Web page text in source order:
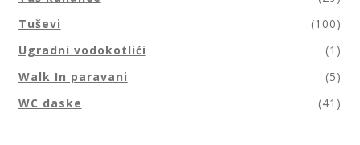
Tuševi
(100)
Ugradni vodokotlići
(1)
Walk In paravani
(5)
WC daske
(41)